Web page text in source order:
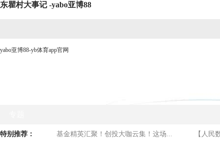
东瞿村大事记 -yabo亚博88
yabo亚博88-yb体育app官网
特别推荐： 基金精英汇聚！创投大咖云集！这场... 【人民